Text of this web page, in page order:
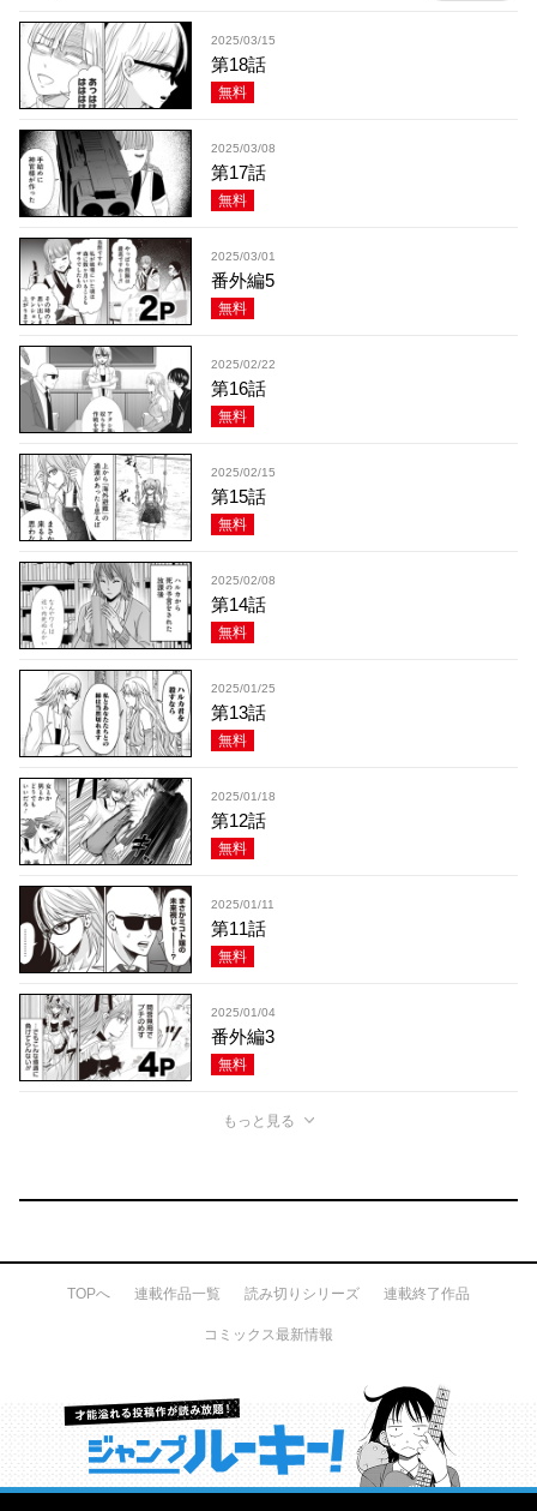
2025/03/15
第18話
無料
2025/03/08
第17話
無料
2025/03/01
番外編5
無料
2025/02/22
第16話
無料
2025/02/15
第15話
無料
2025/02/08
第14話
無料
2025/01/25
第13話
無料
2025/01/18
第12話
無料
2025/01/11
第11話
無料
2025/01/04
番外編3
無料
もっと見る
TOPへ 連載作品一覧 読み切りシリーズ 連載終了作品
コミックス最新情報
才能溢れる投稿作が読み放題！ ジャンプルーキー！